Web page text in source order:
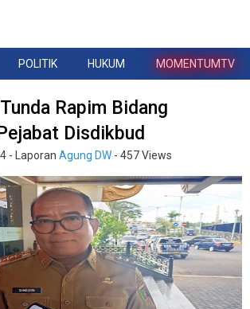
POLITIK HUKUM MOMENTUMTV
Rapim Bidang
Disdikbud
- Laporan Agung DW - 457 Views